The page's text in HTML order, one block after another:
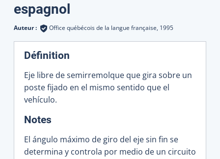
espagnol
Auteur : Office québécois de la langue française, 1995
Définition
Eje libre de semirremolque que gira sobre un
poste fijado en el mismo sentido que el
vehículo.
Notes
El ángulo máximo de giro del eje sin fin se
determina y controla por medio de un circuito